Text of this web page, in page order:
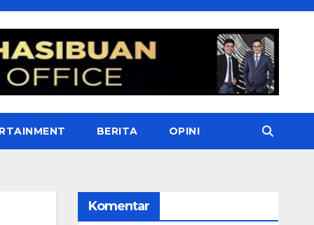
BERITA OPINI
Komentar